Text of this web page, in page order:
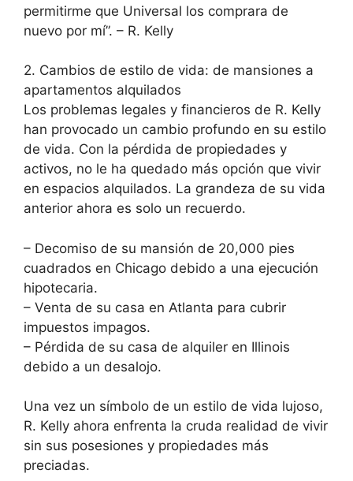
permitirme que Universal los comprara de
nuevo por mí”. – R. Kelly
2. Cambios de estilo de vida: de mansiones a
apartamentos alquilados
Los problemas legales y financieros de R. Kelly
han provocado un cambio profundo en su estilo
de vida. Con la pérdida de propiedades y
activos, no le ha quedado más opción que vivir
en espacios alquilados. La grandeza de su vida
anterior ahora es solo un recuerdo.
– Decomiso de su mansión de 20,000 pies
cuadrados en Chicago debido a una ejecución
hipotecaria.
– Venta de su casa en Atlanta para cubrir
impuestos impagos.
– Pérdida de su casa de alquiler en Illinois
debido a un desalojo.
Una vez un símbolo de un estilo de vida lujoso,
R. Kelly ahora enfrenta la cruda realidad de vivir
sin sus posesiones y propiedades más
preciadas.